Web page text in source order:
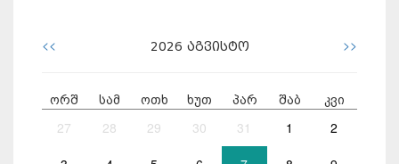
<< 2026 აგვისტო >>
ორშ სამ ოთხ ხუთ პარ შაბ კვი
27 28 29 30 31 1 2